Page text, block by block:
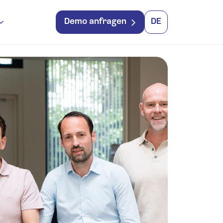
Demo anfragen DE